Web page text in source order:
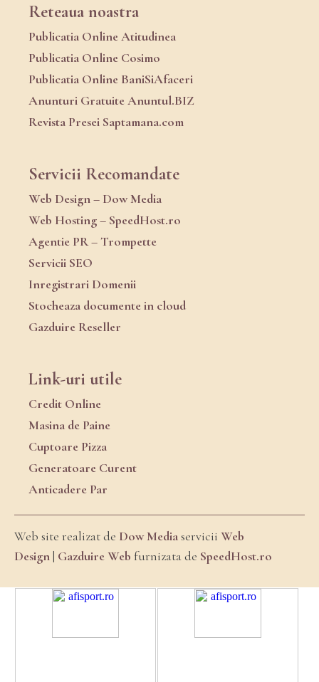
Reteaua noastra
Publicatia Online Atitudinea
Publicatia Online Cosimo
Publicatia Online BaniSiAfaceri
Anunturi Gratuite Anuntul.BIZ
Revista Presei Saptamana.com
Servicii Recomandate
Web Design – Dow Media
Web Hosting – SpeedHost.ro
Agentie PR – Trompette
Servicii SEO
Inregistrari Domenii
Stocheaza documente in cloud
Gazduire Reseller
Link-uri utile
Credit Online
Masina de Paine
Cuptoare Pizza
Generatoare Curent
Anticadere Par
Web site realizat de Dow Mediaservicii Web
Design| Gazduire Web furnizata de SpeedHost.ro